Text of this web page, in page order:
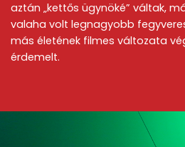
aztán „kettős ügynöké” váltak,
valaha volt legnagyobb
más életének filmes változata
érdemelt.